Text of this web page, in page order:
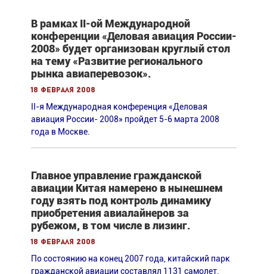
В рамках II-ой Международной
конференции «Деловая авиация России-
2008» будет организован круглый стол
на тему «Развитие регионального
рынка авиаперевозок».
18 февраля 2008
II-я Международная конференция «Деловая
авиация России- 2008» пройдет 5-6 марта 2008
года в Москве.
Главное управление гражданской
авиации Китая намерено в нынешнем
году взять под контроль динамику
приобретения авиалайнеров за
рубежом, в том числе в лизинг.
18 февраля 2008
По состоянию на конец 2007 года, китайский парк
гражданской авиации составлял 1131 самолет.